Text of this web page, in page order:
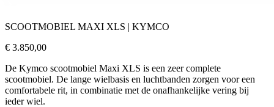
SCOOTMOBIEL MAXI XLS | KYMCO
€ 3.850,00
De Kymco scootmobiel Maxi XLS is een zeer complete
scootmobiel. De lange wielbasis en luchtbanden zorgen voor een
comfortabele rit, in combinatie met de onafhankelijke vering bij
ieder wiel.